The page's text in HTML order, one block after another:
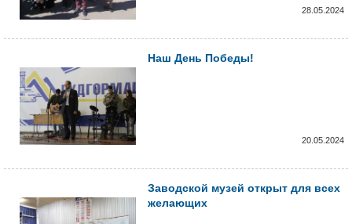
28.05.2024
Наш День Победы!
20.05.2024
Заводской музей открыт для всех
желающих